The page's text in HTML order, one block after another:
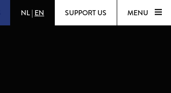
NL | EN SUPPORT US MENU